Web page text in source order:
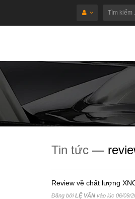
Tin tức —
Review về chất lượng
Đăng bởiLỆ VÂN vào lúc 06/09/